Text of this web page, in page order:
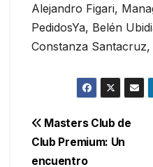
Alejandro Figari,
PedidosYa, Belén
Constanza
Navegación
de
Masters Club de
Club Premium: Un
encuentro